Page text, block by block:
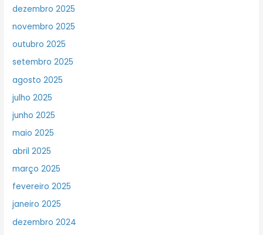
dezembro 2025
novembro 2025
outubro 2025
setembro 2025
agosto 2025
julho 2025
junho 2025
maio 2025
abril 2025
março 2025
fevereiro 2025
janeiro 2025
dezembro 2024